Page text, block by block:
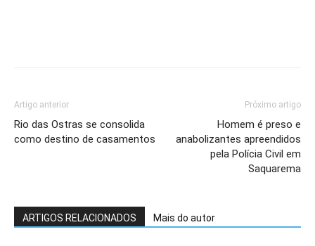
Artigo anterior
Rio das Ostras se consolida
como destino de casamentos
Próximo artigo
Homem é preso e
anabolizantes apreendidos
pela Polícia Civil em
Saquarema
ARTIGOS RELACIONADOS Mais do autor